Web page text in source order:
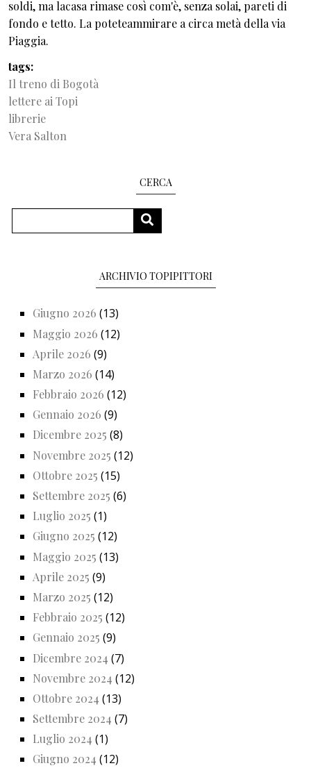
soldi, ma lacasa rimase così com'è, senza solai, pareti di
fondo e tetto. La poteteammirare a circa metà della via
Piaggia.
tags
Il treno di Bogotà
lettere ai Topi
librerie
Vera Salton
CERCA
CERCA
ARCHIVIO TOPIPITTORI
Giugno 2026 (13)
Maggio 2026 (12)
Aprile 2026 (9)
Marzo 2026 (14)
Febbraio 2026 (12)
Gennaio 2026 (9)
Dicembre 2025 (8)
Novembre 2025 (12)
Ottobre 2025 (15)
Settembre 2025 (6)
Luglio 2025 (1)
Giugno 2025 (12)
Maggio 2025 (13)
Aprile 2025 (9)
Marzo 2025 (12)
Febbraio 2025 (12)
Gennaio 2025 (9)
Dicembre 2024 (7)
Novembre 2024 (12)
Ottobre 2024 (13)
Settembre 2024 (7)
Luglio 2024 (1)
Giugno 2024 (12)